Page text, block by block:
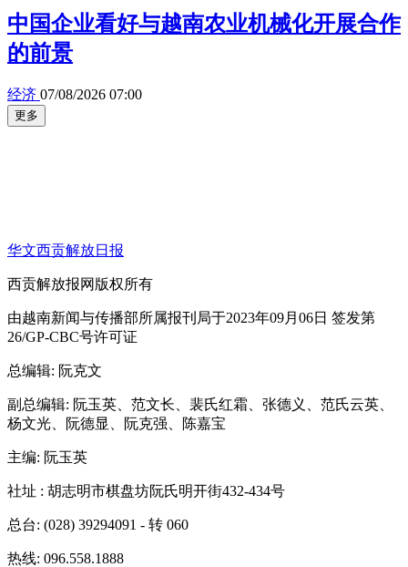
中国企业看好与越南农业机械化开展合作
的前景
经济 07/08/2026 07:00
更多
华文西贡解放日报
西贡解放报网版权所有
由越南新闻与传播部所属报刊局于2023年09月06日 签发第
26/GP-CBC号许可证
总编辑: 阮克文
副总编辑: 阮玉英、范文长、裴氏红霜、张德义、范氏云英、
杨文光、阮德显、阮克强、陈嘉宝
主编: 阮玉英
社址 : 胡志明市棋盘坊阮氏明开街432-434号
总台: (028) 39294091 - 转 060
热线: 096.558.1888